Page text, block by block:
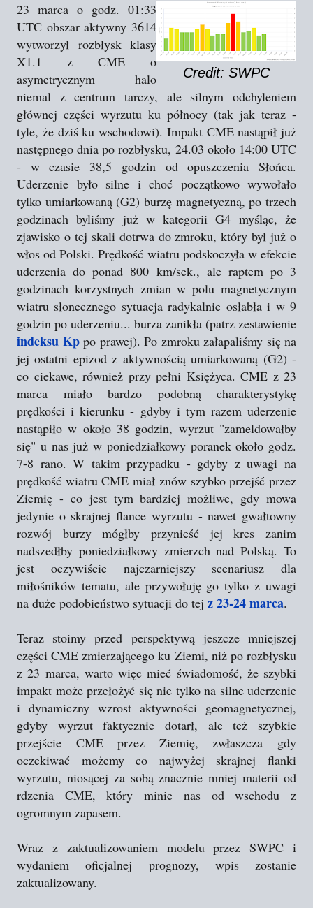
Credit: SWPC
23 marca o godz. 01:33
UTC obszar aktywny 3614
wytworzył rozbłysk klasy
X1.1 z CME o
asymetrycznym halo
niemal z centrum tarczy, ale silnym odchyleniem
głównej części wyrzutu ku północy (tak jak teraz -
tyle, że dziś ku wschodowi). Impakt CME nastąpił już
następnego dnia po rozbłysku, 24.03 około 14:00 UTC
- w czasie 38,5 godzin od opuszczenia Słońca.
Uderzenie było silne i choć początkowo wywołało
tylko umiarkowaną (G2) burzę magnetyczną, po trzech
godzinach byliśmy już w kategorii G4 myśląc, że
zjawisko o tej skali dotrwa do zmroku, który był już o
włos od Polski. Prędkość wiatru podskoczyła w efekcie
uderzenia do ponad 800 km/sek., ale raptem po 3
godzinach korzystnych zmian w polu magnetycznym
wiatru słonecznego sytuacja radykalnie osłabła i w 9
godzin po uderzeniu... burza zanikła (patrz zestawienie
indeksu Kppo prawej). Po zmroku załapaliśmy się na
jej ostatni epizod z aktywnością umiarkowaną (G2) -
co ciekawe, również przy pełni Księżyca. CME z 23
marca miało bardzo podobną charakterystykę
prędkości i kierunku - gdyby i tym razem uderzenie
nastąpiło w około 38 godzin, wyrzut "zameldowałby
się" u nas już w poniedziałkowy poranek około godz.
7-8 rano. W takim przypadku - gdyby z uwagi na
prędkość wiatru CME miał znów szybko przejść przez
Ziemię - co jest tym bardziej możliwe, gdy mowa
jedynie o skrajnej flance wyrzutu - nawet gwałtowny
rozwój burzy mógłby przynieść jej kres zanim
nadszedłby poniedziałkowy zmierzch nad Polską. To
jest oczywiście najczarniejszy scenariusz dla
miłośników tematu, ale przywołuję go tylko z uwagi
na duże podobieństwo sytuacji do tej z 23-24 marca.
Teraz stoimy przed perspektywą jeszcze mniejszej
części CME zmierzającego ku Ziemi, niż po rozbłysku
z 23 marca, warto więc mieć świadomość, że szybki
impakt może przełożyć się nie tylko na silne uderzenie
i dynamiczny wzrost aktywności geomagnetycznej,
gdyby wyrzut faktycznie dotarł, ale też szybkie
przejście CME przez Ziemię, zwłaszcza gdy
oczekiwać możemy co najwyżej skrajnej flanki
wyrzutu, niosącej za sobą znacznie mniej materii od
rdzenia CME, który minie nas od wschodu z
ogromnym zapasem.
Wraz z zaktualizowaniem modelu przez SWPC i
wydaniem oficjalnej prognozy, wpis zostanie
zaktualizowany.